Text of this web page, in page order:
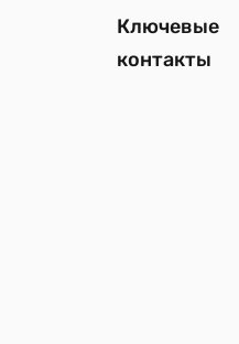
Ключевые
контакты